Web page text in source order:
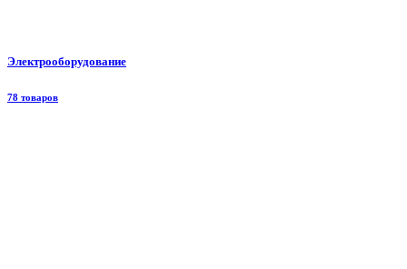
Электрооборудование
78 товаров